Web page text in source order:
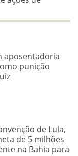
aposentadoria
punição
de Lula,
de 5 milhões
na Bahia para